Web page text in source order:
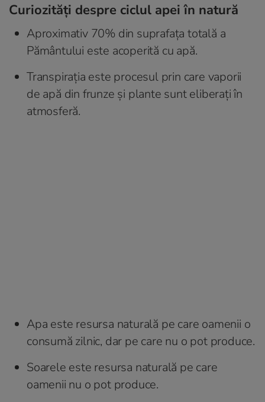
Curiozități despre ciclul apei în natură
Aproximativ 70% din suprafața totală a
Pământului este acoperită cu apă.
Transpirația este procesul prin care vaporii
de apă din frunze și plante sunt eliberați în
atmosferă.
Apa este resursa naturală pe care oamenii o
consumă zilnic, dar pe care nu o pot produce.
Soarele este resursa naturală pe care
oamenii nu o pot produce.